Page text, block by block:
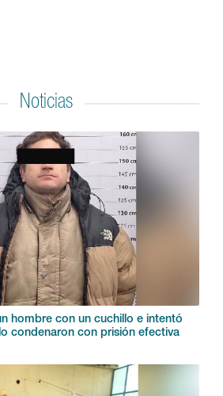
Noticias
hombre con un cuchillo e intentó
condenaron con prisión efectiva